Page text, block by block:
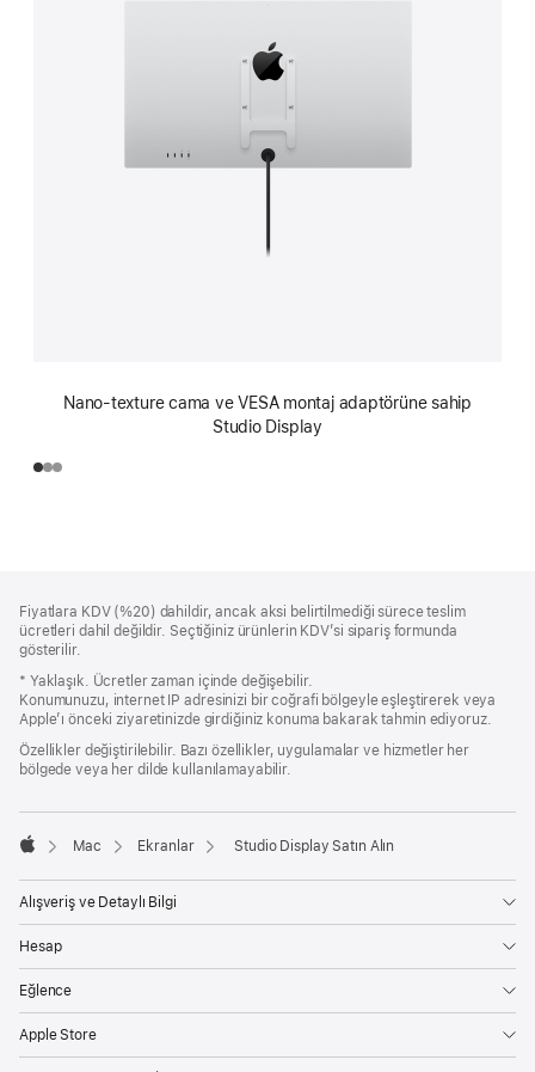
Nano-texture cama ve VESA montaj adaptörüne sahip
Studio Display
Bilgi
Fiyatlara KDV (%20) dahildir, ancak aksi belirtilmediği sürece teslim
ücretleri dahil değildir. Seçtiğiniz ürünlerin KDV’si sipariş formunda
gösterilir.
* Yaklaşık. Ücretler zaman içinde değişebilir.
Konumunuzu, internet IP adresinizi bir coğrafi bölgeyle eşleştirerek veya
Apple’ı önceki ziyaretinizde girdiğiniz konuma bakarak tahmin ediyoruz.
Özellikler değiştirilebilir. Bazı özellikler, uygulamalar ve hizmetler her
bölgede veya her dilde kullanılamayabilir.
Mac Ekranlar Studio Display Satın Alın
Alışveriş ve Detaylı Bilgi
Hesap
Eğlence
Apple Store